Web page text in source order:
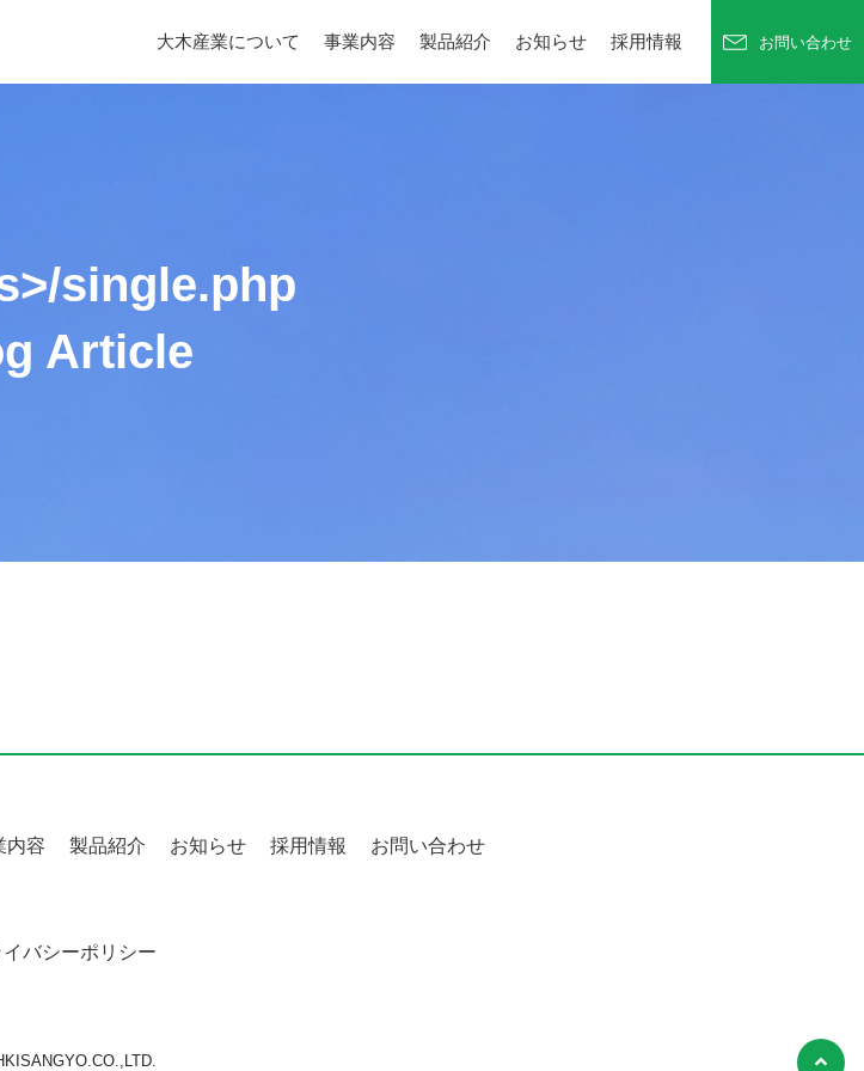
大木産業について 事業内容 製品紹介 お知らせ 採用情報 お問い合わせ
single.php
Article
内容 製品紹介 お知らせ 採用情報 お問い合わせ
イバシーポリシー